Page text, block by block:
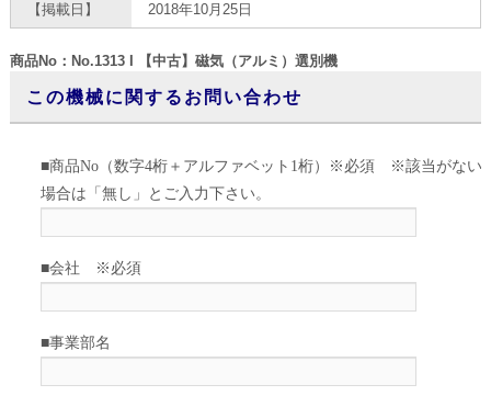
【掲載日】 2018年10月25日
商品No：No.1313 I 【中古】磁気（アルミ）選別機
この機械に関するお問い合わせ